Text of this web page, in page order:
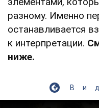
разному. Именно
останавливается
к интерпретации.
ниже.